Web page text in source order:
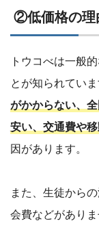
②低価格の理
トウコべは一般
とが知られていま
がかからない、
安い、交通費や
因があります。
また、生徒から
会費などがありま